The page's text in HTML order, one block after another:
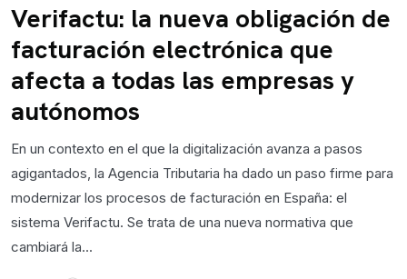
Verifactu: la nueva obligación de
facturación electrónica que
afecta a todas las empresas y
autónomos
En un contexto en el que la digitalización avanza a pasos
agigantados, la Agencia Tributaria ha dado un paso firme para
modernizar los procesos de facturación en España: el
sistema Verifactu. Se trata de una nueva normativa que
cambiará la...